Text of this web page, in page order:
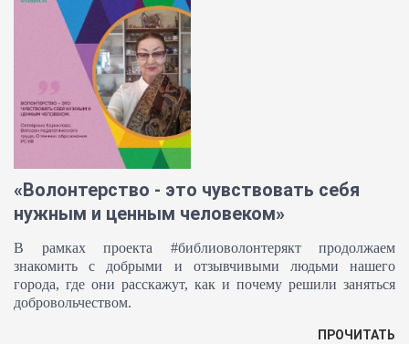
«Волонтерство - это чувствовать себя
нужным и ценным человеком»
В рамках проекта #библиоволонтерякт продолжаем
знакомить с добрыми и отзывчивыми людьми нашего
города, где они расскажут, как и почему решили заняться
добровольчеством.
ПРОЧИТАТЬ